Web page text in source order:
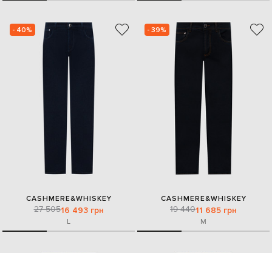
- 40%
CASHMERE&WHISKEY
27 50516 493 грн
L
- 39%
CASHMERE&WHISKEY
19 44011 685 грн
M